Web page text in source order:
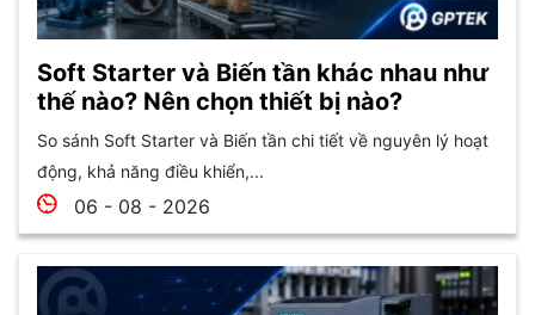
Soft Starter và Biến tần khác nhau như
thế nào? Nên chọn thiết bị nào?
So sánh Soft Starter và Biến tần chi tiết về nguyên lý hoạt
động, khả năng điều khiển,...
06 - 08 - 2026